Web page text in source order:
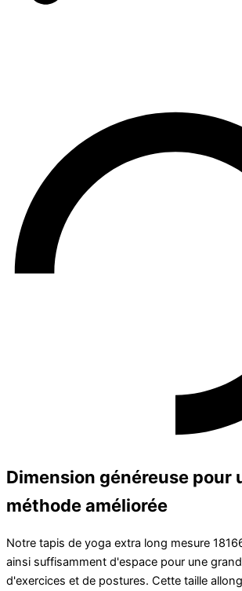
Dimension généreuse pour
méthode améliorée
Notre tapis de yoga extra long mesure
ainsi suffisamment d'espace pour une
d'exercices et de postures. Cette taille